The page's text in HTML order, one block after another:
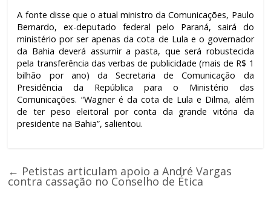
A fonte disse que o atual ministro da Comunicações, Paulo
Bernardo, ex-deputado federal pelo Paraná, sairá do
ministério por ser apenas da cota de Lula e o governador
da Bahia deverá assumir a pasta, que será robustecida
pela transferência das verbas de publicidade (mais de R$ 1
bilhão por ano) da Secretaria de Comunicação da
Presidência da República para o Ministério das
Comunicações. “Wagner é da cota de Lula e Dilma, além
de ter peso eleitoral por conta da grande vitória da
presidente na Bahia”, salientou.
← Petistas articulam apoio a André Vargas
contra cassação no Conselho de Ética